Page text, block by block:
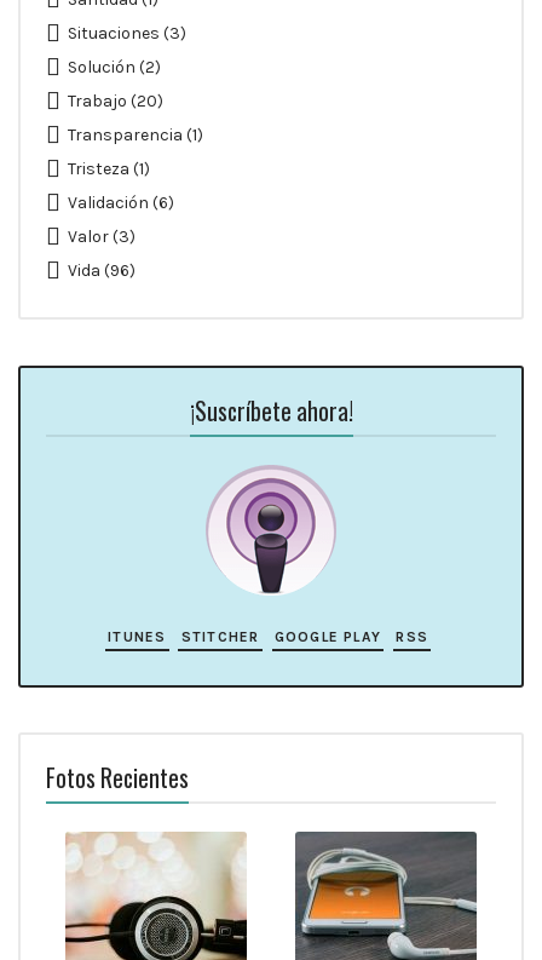
Situaciones (3)
Solución (2)
Trabajo (20)
Transparencia (1)
Tristeza (1)
Validación (6)
Valor(3)
Vida (96)
¡Suscríbete ahora!
ITUNES STITCHER GOOGLE PLAY RSS
Fotos Recientes